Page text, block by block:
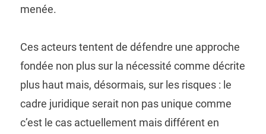
menée.
Ces acteurs tentent de défendre une approche
fondée non plus sur la nécessité comme décrite
plus haut mais, désormais, sur les risques : le
cadre juridique serait non pas unique comme
c’est le cas actuellement mais différent en